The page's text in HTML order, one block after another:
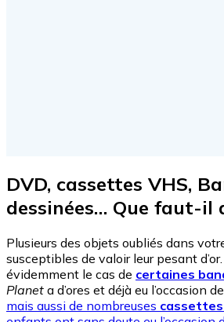
DVD, cassettes VHS,
dessinées… Que faut-il
Plusieurs des objets oubliés dans
susceptibles de valoir leur pesant d’or.
évidemment le cas de certaines
Planet a d’ores et déjà eu l’occasion
mais aussi de nombreuses cassettes